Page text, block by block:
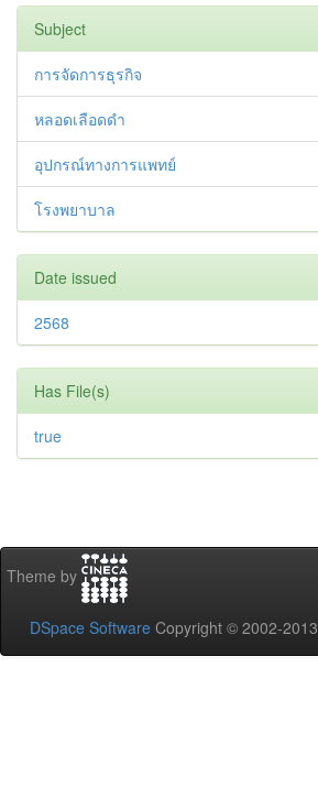
Subject
การจัดการธุรกิจ
หลอดเลือดดำ
อุปกรณ์ทางการแพทย์
โรงพยาบาล
Date issued
2568
Has File(s)
true
Theme by
DSpace Software Copyright © 2002-2013